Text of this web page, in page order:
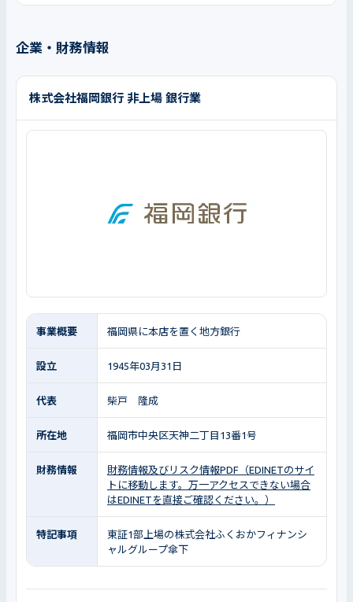
企業・財務情報
株式会社福岡銀行 非上場 銀行業
事業概要 福岡県に本店を置く地方銀行
設立 1945年03月31日
代表 柴戸 隆成
所在地 福岡市中央区天神二丁目13番1号
財務情報
財務情報及びリスク情報PDF（EDINETのサイ
トに移動します。万一アクセスできない場合
はEDINETを直接ご確認ください。）
特記事項
東証1部上場の株式会社ふくおかフィナンシ
ャルグループ傘下